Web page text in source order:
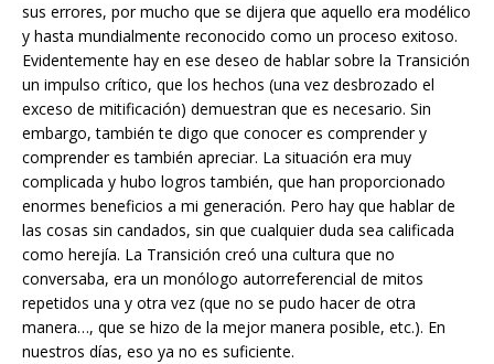
sus errores, por mucho que se dijera que aquello era modélico
y hasta mundialmente reconocido como un proceso exitoso.
Evidentemente hay en ese deseo de hablar sobre la Transición
un impulso crítico, que los hechos (una vez desbrozado el
exceso de mitificación) demuestran que es necesario. Sin
embargo, también te digo que conocer es comprender y
comprender es también apreciar. La situación era muy
complicada y hubo logros también, que han proporcionado
enormes beneficios a mi generación. Pero hay que hablar de
las cosas sin candados, sin que cualquier duda sea calificada
como herejía. La Transición creó una cultura que no
conversaba, era un monólogo autorreferencial de mitos
repetidos una y otra vez (que no se pudo hacer de otra
manera…, que se hizo de la mejor manera posible, etc.). En
nuestros días, eso ya no es suficiente.